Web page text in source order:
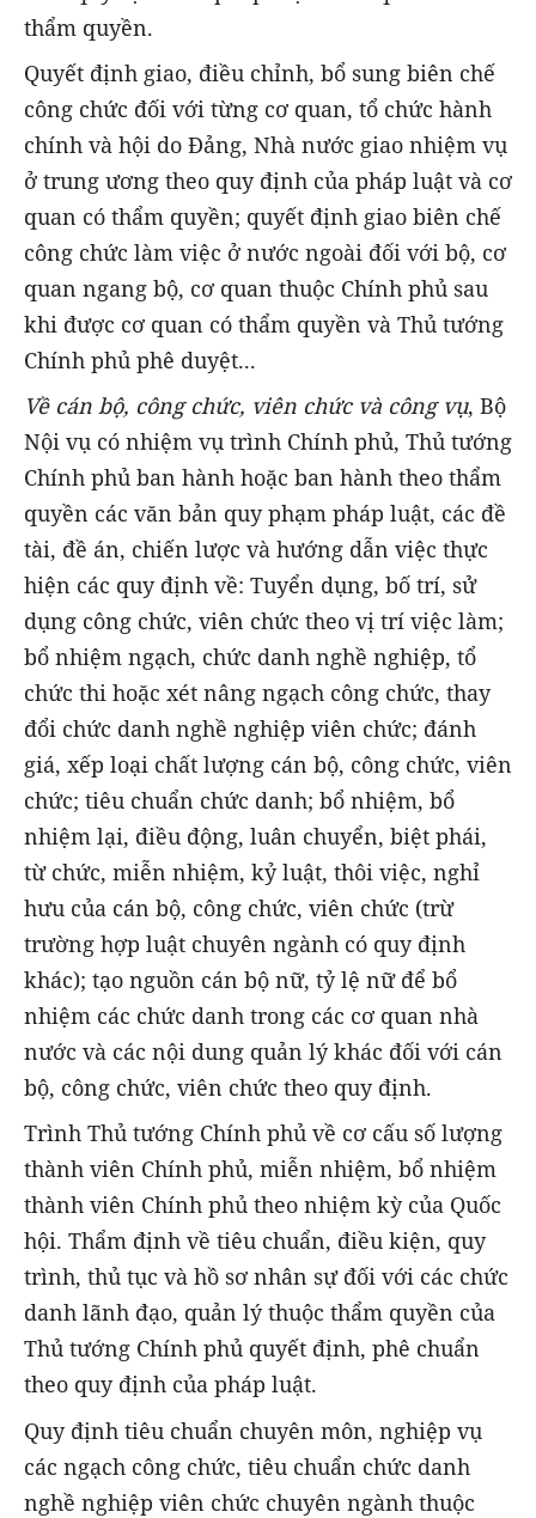
thẩm quyền.
Quyết định giao, điều chỉnh, bổ sung biên chế
công chức đối với từng cơ quan, tổ chức hành
chính và hội do Đảng, Nhà nước giao nhiệm vụ
ở trung ương theo quy định của pháp luật và cơ
quan có thẩm quyền; quyết định giao biên chế
công chức làm việc ở nước ngoài đối với bộ, cơ
quan ngang bộ, cơ quan thuộc Chính phủ sau
khi được cơ quan có thẩm quyền và Thủ tướng
Chính phủ phê duyệt...
Về cán bộ, công chức, viên chức và công vụ, Bộ
Nội vụ có nhiệm vụ trình Chính phủ, Thủ tướng
Chính phủ ban hành hoặc ban hành theo thẩm
quyền các văn bản quy phạm pháp luật, các đề
tài, đề án, chiến lược và hướng dẫn việc thực
hiện các quy định về: Tuyển dụng, bố trí, sử
dụng công chức, viên chức theo vị trí việc làm;
bổ nhiệm ngạch, chức danh nghề nghiệp, tổ
chức thi hoặc xét nâng ngạch công chức, thay
đổi chức danh nghề nghiệp viên chức; đánh
giá, xếp loại chất lượng cán bộ, công chức, viên
chức; tiêu chuẩn chức danh; bổ nhiệm, bổ
nhiệm lại, điều động, luân chuyển, biệt phái,
từ chức, miễn nhiệm, kỷ luật, thôi việc, nghỉ
hưu của cán bộ, công chức, viên chức (trừ
trường hợp luật chuyên ngành có quy định
khác); tạo nguồn cán bộ nữ, tỷ lệ nữ để bổ
nhiệm các chức danh trong các cơ quan nhà
nước và các nội dung quản lý khác đối với cán
bộ, công chức, viên chức theo quy định.
Trình Thủ tướng Chính phủ về cơ cấu số lượng
thành viên Chính phủ, miễn nhiệm, bổ nhiệm
thành viên Chính phủ theo nhiệm kỳ của Quốc
hội. Thẩm định về tiêu chuẩn, điều kiện, quy
trình, thủ tục và hồ sơ nhân sự đối với các chức
danh lãnh đạo, quản lý thuộc thẩm quyền của
Thủ tướng Chính phủ quyết định, phê chuẩn
theo quy định của pháp luật.
Quy định tiêu chuẩn chuyên môn, nghiệp vụ
các ngạch công chức, tiêu chuẩn chức danh
nghề nghiệp viên chức chuyên ngành thuộc